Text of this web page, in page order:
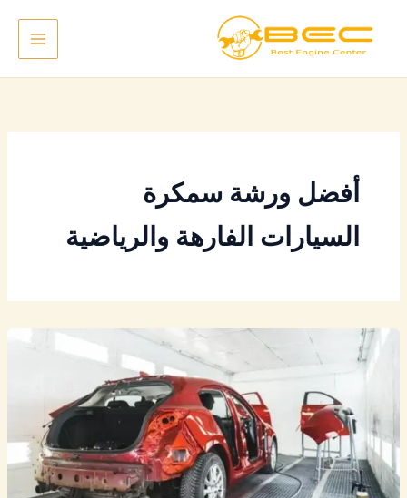
المحتوى
أفضل ورشة سمكرة
السيارات الفارهة والرياضية
أفضل
ورشة
فيراري
في
الصناعية
القديمة